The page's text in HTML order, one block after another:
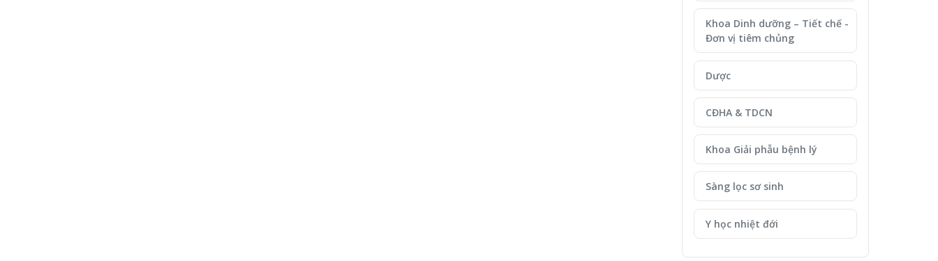
Khoa Dinh dưỡng – Tiết chế -
Đơn vị tiêm chủng
Dược
CĐHA & TDCN
Khoa Giải phẫu bệnh lý
Sàng lọc sơ sinh
Y học nhiệt đới